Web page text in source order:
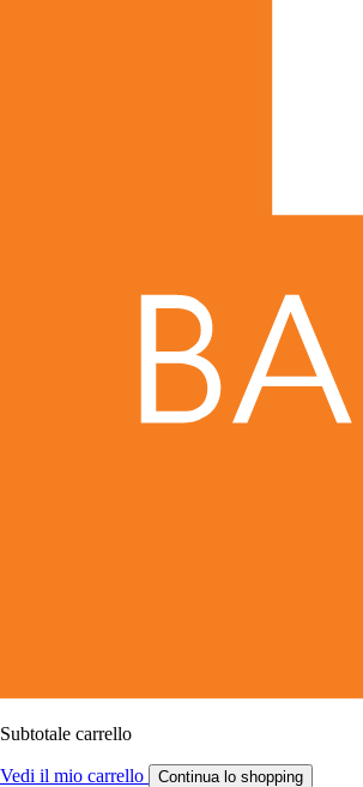
Subtotale carrello
Vedi il mio carrello Continua lo shopping